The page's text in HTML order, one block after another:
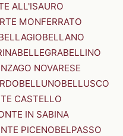
ALL'ISAURO
MONFERRATO
BELLANO
BELLEGRABELLINO
NOVARESE
BELLUNOBELLUSCO
CASTELLO
IN SABINA
PICENOBELPASSO